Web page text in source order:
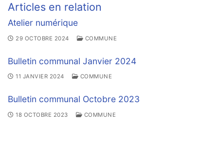
Articles en relation
Atelier numérique
29 OCTOBRE 2024 COMMUNE
Bulletin communal Janvier 2024
11 JANVIER 2024 COMMUNE
Bulletin communal Octobre 2023
18 OCTOBRE 2023 COMMUNE